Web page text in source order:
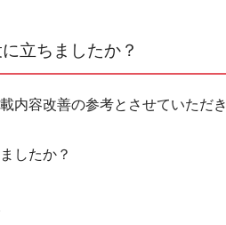
立ちましたか？
内容改善の参考とさせていただき
したか？